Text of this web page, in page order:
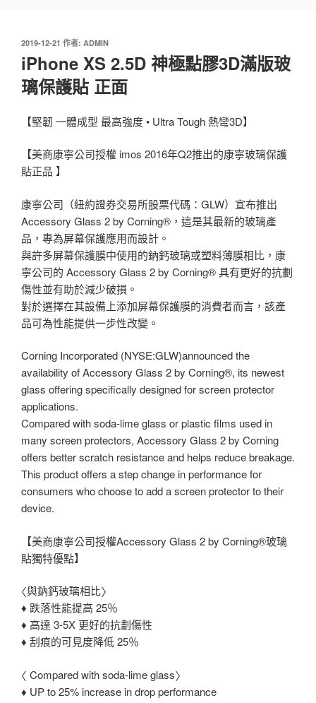
發
2019-12-21 作者: ADMIN
iPhone XS 2.5D 神極點膠3D滿版玻
璃保護貼 正面
【堅韌 一體成型 最高強度 • Ultra Tough 熱彎3D】
【美商康寧公司授權 imos 2016年Q2推出的康寧玻璃保護
貼正品 】
康寧公司（紐約證券交易所股票代碼：GLW）宣布推出
Accessory Glass 2 by Corning®，這是其最新的玻璃產
品，專為屏幕保護應用而設計。
與許多屏幕保護膜中使用的鈉鈣玻璃或塑料薄膜相比，康
寧公司的 Accessory Glass 2 by Corning® 具有更好的抗劃
傷性並有助於減少破損。
對於選擇在其設備上添加屏幕保護膜的消費者而言，該產
品可為性能提供一步性改變。
Corning Incorporated (NYSE:GLW)announced the
availability of Accessory Glass 2 by Corning®, its newest
glass offering specifically designed for screen protector
applications.
Compared with soda-lime glass or plastic films used in
many screen protectors, Accessory Glass 2 by Corning
offers better scratch resistance and helps reduce breakage.
This product offers a step change in performance for
consumers who choose to add a screen protector to their
device.
【美商康寧公司授權Accessory Glass 2 by Corning®玻璃
貼獨特優點】
〈與鈉鈣玻璃相比〉
♦ 跌落性能提高 25％
♦ 高達 3-5X 更好的抗劃傷性
♦ 刮痕的可見度降低 25％
〈 Compared with soda-lime glass〉
♦ UP to 25% increase in drop performance